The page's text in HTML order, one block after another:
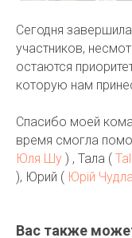
Сегодня
участников,
остаются
которую нам
Спасибо моей
время смогла
Юля Шу ) , Тала (
), Юрий ( Юрій
Вас также